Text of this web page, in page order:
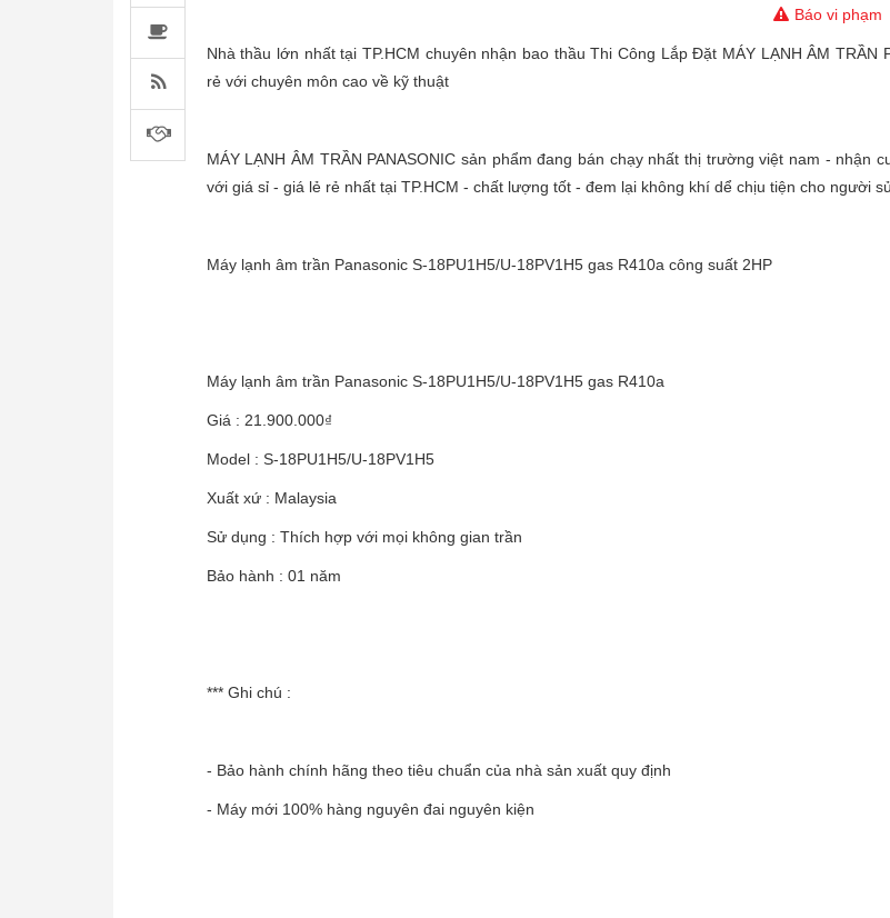
Báo vi phạm
Nhà thầu lớn nhất tại TP.HCM chuyên nhận bao thầu Thi Công Lắp Đặt MÁY LẠNH ÂM TRẦN
rẻ với chuyên môn cao về kỹ thuật
MÁY LẠNH ÂM TRẦN PANASONIC sản phẩm đang bán chạy nhất thị trường việt nam - nhận
với giá sỉ - giá lẻ rẻ nhất tại TP.HCM - chất lượng tốt - đem lại không khí dể chịu tiện cho người
Máy lạnh âm trần Panasonic S-18PU1H5/U-18PV1H5 gas R410a công suất 2HP
Máy lạnh âm trần Panasonic S-18PU1H5/U-18PV1H5 gas R410a
Giá : 21.900.000₫
Model : S-18PU1H5/U-18PV1H5
Xuất xứ : Malaysia
Sử dụng : Thích hợp với mọi không gian trần
Bảo hành : 01 năm
*** Ghi chú :
- Bảo hành chính hãng theo tiêu chuẩn của nhà sản xuất quy định
- Máy mới 100% hàng nguyên đai nguyên kiện